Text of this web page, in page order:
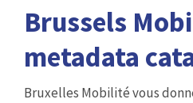
Brussels
metadata
Bruxelles Mobilité vous